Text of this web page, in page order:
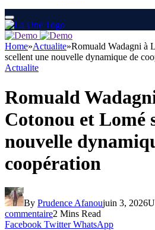
Home»Actualite»Romuald Wadagni à
scellent une nouvelle dynamique de
Actualite
Romuald
Cotonou et Lomé
nouvelle
coopération
By Prudence Afanoujuin 3, 2026
commentaire2 Mins Read
Facebook Twitter WhatsApp